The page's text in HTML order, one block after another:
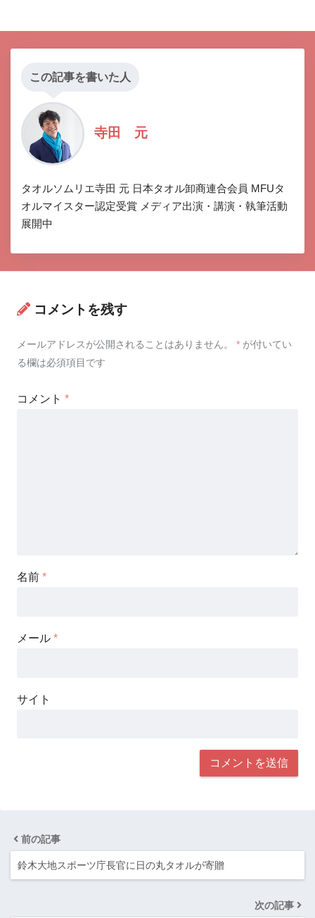
この記事を書いた人
寺田 元
タオルソムリエ寺田 元 日本タオル卸商連合会員 MFUタ
オルマイスター認定受賞 メディア出演・講演・執筆活動
展開中
コメントを残す
メールアドレスが公開されることはありません。 * が付いてい
る欄は必須項目です
コメント *
名前 *
メール *
サイト
前の記事
鈴木大地スポーツ庁長官に日の丸タオルが寄贈
次の記事